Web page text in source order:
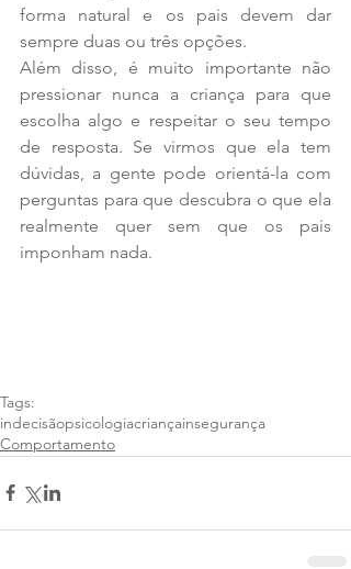
forma natural e os pais devem dar
sempre duas ou três opções.
Além disso, é muito importante não
pressionar nunca a criança para que
escolha algo e respeitar o seu tempo
de resposta. Se virmos que ela tem
dúvidas, a gente pode orientá-la com
perguntas para que descubra o que ela
realmente quer sem que os pais
imponham nada.
Tags:
indecisãopsicologiacriançainsegurança
Comportamento